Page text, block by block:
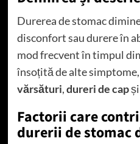
Durerea de stomac
disconfort sau durere în
mod frecvent în timpul
însoțită de alte simptome,
vărsături,dureri de capși
Factorii care
durerii de stomac